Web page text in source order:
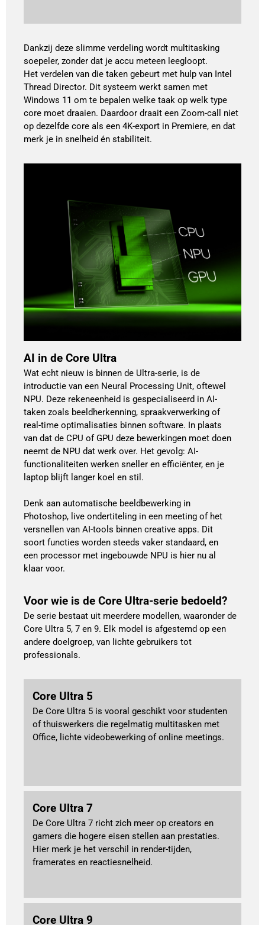
Dankzij deze slimme verdeling wordt multitasking
soepeler, zonder dat je accu meteen leegloopt.
Het verdelen van die taken gebeurt met hulp van Intel
Thread Director. Dit systeem werkt samen met
Windows 11 om te bepalen welke taak op welk type
core moet draaien. Daardoor draait een Zoom-call niet
op dezelfde core als een 4K-export in Premiere, en dat
merk je in snelheid én stabiliteit.
AI in de Core Ultra
Wat echt nieuw is binnen de Ultra-serie, is de
introductie van een Neural Processing Unit, oftewel
NPU. Deze rekeneenheid is gespecialiseerd in AI-
taken zoals beeldherkenning, spraakverwerking of
real-time optimalisaties binnen software. In plaats
van dat de CPU of GPU deze bewerkingen moet doen
neemt de NPU dat werk over. Het gevolg: AI-
functionaliteiten werken sneller en efficiënter, en je
laptop blijft langer koel en stil.
Denk aan automatische beeldbewerking in
Photoshop, live ondertiteling in een meeting of het
versnellen van AI-tools binnen creative apps. Dit
soort functies worden steeds vaker standaard, en
een processor met ingebouwde NPU is hier nu al
klaar voor.
Voor wie is de Core Ultra-serie bedoeld?
De serie bestaat uit meerdere modellen, waaronder de
Core Ultra 5, 7 en 9. Elk model is afgestemd op een
andere doelgroep, van lichte gebruikers tot
professionals.
Core Ultra 5
De Core Ultra 5 is vooral geschikt voor studenten
of thuiswerkers die regelmatig multitasken met
Office, lichte videobewerking of online meetings.
Core Ultra 7
De Core Ultra 7 richt zich meer op creators en
gamers die hogere eisen stellen aan prestaties.
Hier merk je het verschil in render-tijden,
framerates en reactiesnelheid.
Core Ultra 9